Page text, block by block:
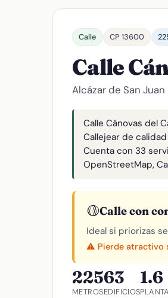
Calle CP 13600
Calle
Alcázar de San Juan
Calle Cánovas del
Callejear de
Cuenta con 33
OpenStreetMap,
🟡Calle con
Ideal si priorizas
⚠️ Pierde atractivo
225
METROS
63
EDIFICIOS
1.6